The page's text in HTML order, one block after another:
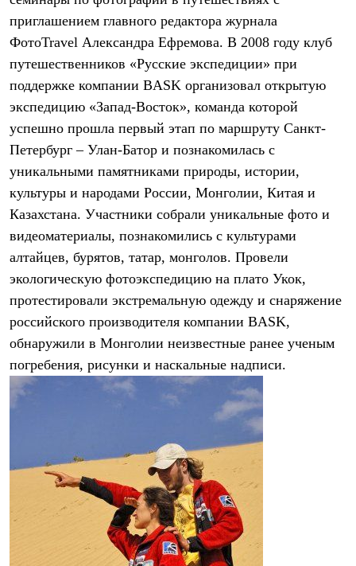
PEAK
ЗА ПОЛЯРНЫМ КРУГОМ
TREK
CITY
BASK juno
Дневник капитана
Каталог дилеров
Компания
Баск сегодня
История
Отцы основатели
Производство
Баск в вашем городе
Контроль качества
Технологии
Команда Баск
Сотрудничество
Стать дилером
Корпоративным клиентам
Услуги
Где купить
приглашением главного редактора журнала
ФотоTravel Александра Ефремова. В 2008 году клуб
путешественников «Русские экспедиции» при
поддержке компании BASK организовал открытую
экспедицию «Запад-Восток», команда которой
успешно прошла первый этап по маршруту Санкт-
Петербург – Улан-Батор и познакомилась с
уникальными памятниками природы, истории,
культуры и народами России, Монголии, Китая и
Казахстана. Участники собрали уникальные фото и
видеоматериалы, познакомились с культурами
алтайцев, бурятов, татар, монголов. Провели
экологическую фотоэкспедицию на плато Укок,
протестировали экстремальную одежду и снаряжение
российского производителя компании BASK,
обнаружили в Монголии неизвестные ранее ученым
погребения, рисунки и наскальные надписи.